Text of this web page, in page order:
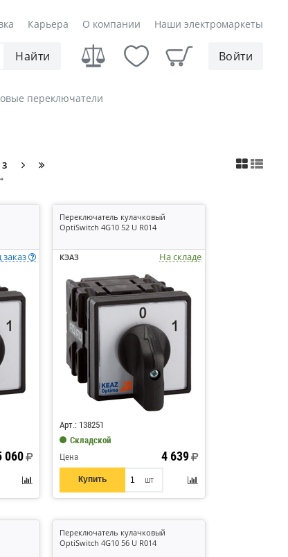
Карьера О компании Наши электромаркеты
Найти Войти
переключатели
3
заказ
060
Переключатель кулачковый
OptiSwitch 4G10 52 U R014
КЭАЗ На складе
Код: 273430
Арт.: 138251
Складской
Цена
4 639
Купить шт
Переключатель кулачковый
OptiSwitch 4G10 56 U R014